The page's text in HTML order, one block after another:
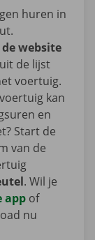
huren in
website
de lijst
voertuig.
kan
en
Start de
van de
. Wil je
app of
nu